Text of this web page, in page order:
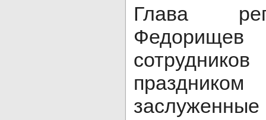
Глава
заслуженные